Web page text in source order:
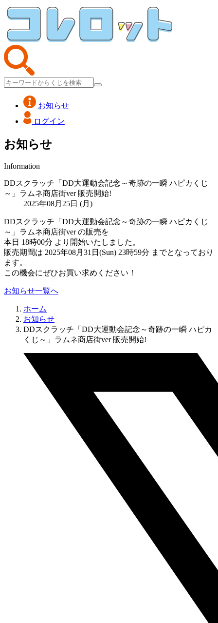
お知らせ
ログイン
お知らせ
Information
DDスクラッチ「DD大運動会記念～奇跡の一瞬 ハピカくじ
～」ラムネ商店街ver 販売開始!
2025年08月25日 (月)
DDスクラッチ「DD大運動会記念～奇跡の一瞬 ハピカくじ
～」ラムネ商店街ver の販売を
本日 18時00分 より開始いたしました。
販売期間は 2025年08月31日(Sun) 23時59分 までとなっており
ます。
この機会にぜひお買い求めください！
お知らせ一覧へ
ホーム
お知らせ
DDスクラッチ「DD大運動会記念～奇跡の一瞬 ハピカ
くじ～」ラムネ商店街ver 販売開始!